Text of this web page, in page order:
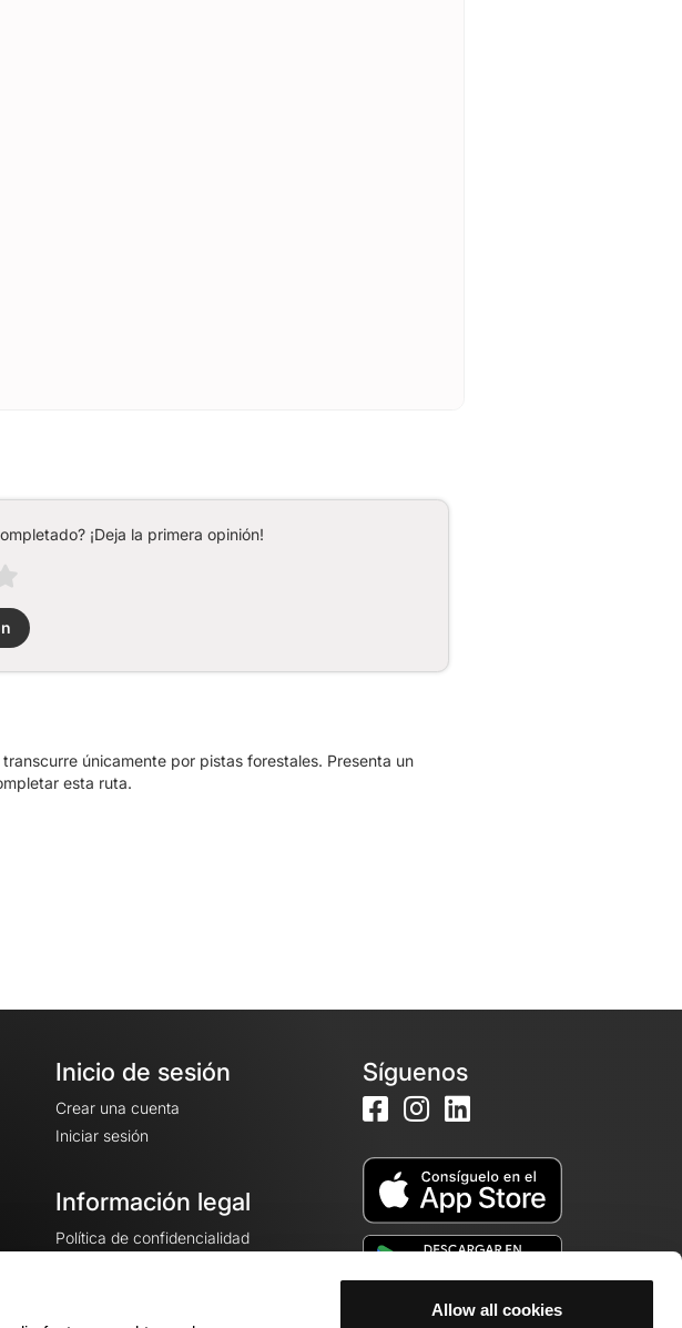
Allow all cookies
¡Deja la primera opinión!
únicamente por pistas forestales. Presenta un
esta ruta.
Inicio de sesión
Crear una cuenta
Iniciar sesión
Información legal
Política de confidencialidad
Avisos legales
Síguenos